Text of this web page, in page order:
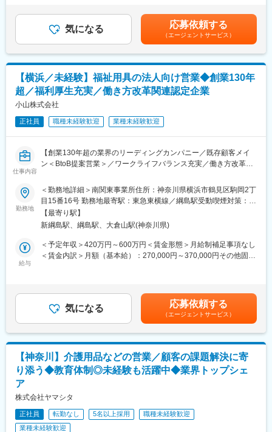
と密なコミュニケーションを行いながら段階を踏んでスキルUP
＜OJT＞所長や先輩だけではなく、本部スタッフによる定期面談
など入社後もしっかりフォロー
■評価制度
各グレードごとにスキル項目を設定。売上目標の達成率だけでは
なくプロセスも評価。顧客への向き合い方や提案力がキャリアに
直結。
■キャリアパス
のチャレンジも可能。
に適した福祉用具の提案
（3）顧客のニーズに応じて、自社開発のITサービス（業務改善ア
プリ・クラウドサービスなど）を提案することもあります。長年
多くあるため、提案スキルが身に付きます。担当社数は約10～20
件程度で、1日の訪問件数は多い時でも5～6件、通常時で3件程度
となります。
やルート配送業務をやられていた方などもご活躍されています。
ITツール導入やDX化などにより働き方改革を進めています。5連
続休日運動や残業削減等（残業は20時間）の取り組み、ワークラ
■入社後の流れ：
営業にチャレンジしたい！お客様と長期的に信頼関係を気づき頼
られたい！等の想いがある方を募集します。
案方法、業界特有の専門知識や商品知識を徐々に習得していきま
す。
◎将来性あふれる福祉業界がメイン市場：人口減少・超高齢化が
進むことで今後も拡大が予想される業界への提案営業となります
ので会社の将来性にも安心できます。
◎創業130年以上の企業であるため、既存顧客が多く、信頼関係
のもと、お客様と長いお付き合いが求められる仕事です。
変更の範囲：会社の定める業務
円／転身赴任手当：5万円がございます賃金はあくまでも目安の金
額であり、選考を通じて上下する可能性があります。月給(月額)は
固定手当を含めた表記です。
気になる 応募依頼する
（エージェントサービス）
【横浜／未経験】福祉用具の法人向け営業◆創業130年
超／福利厚生充実／働き方改革関連認定企業
小山株式会社
正社員 職種未経験歓迎 業種未経験歓迎
仕事内容
【創業130年超の業界のリーディングカンパニー／既存顧客メイ
ン＜BtoB提案営業＞／ワークライフバランス充実／働き方改革関
■職務内容
福祉用具のリース事業者に対する営業をお任せいたします。既存
顧客がメインのため、長期的に顧客と信頼関係を築くことが可能
です。
＜具体的には＞
主に以下2通りの経路・流れでの対応となります。
（2）ケアマネージャー等の関係者と打ち合わせをし、ご利用者様
に適した福祉用具の提案
※打ち合わせをし提案するケースもありますが、福祉用具の配送時
担当数は約10～20件程度で、1日の訪問件数は多い時で5～6件、
通常時で3件程度となります。
※過去営業経験のある方はもちろん、スポーツジムで働かれてた方
働き方改革に積極的に取り組んでいます。連続5連続休日運動や残
業削減等の取り組み、ワークライフバランスの向上に向き合う会
勤務地
＜勤務地詳細＞南関東事業所住所：神奈川県横浜市鶴見区駒岡2丁
目15番16号 勤務地最寄駅：東急東横線／綱島駅受動喫煙対策：敷
地内喫煙可能場所あり変更の範囲：会社の定める事業所
【最寄り駅】
新綱島駅、綱島駅、大倉山駅(神奈川県)
給与
＜予定年収＞420万円～600万円＜賃金形態＞月給制補足事項なし
＜賃金内訳＞月額（基本給）：270,000円～370,000円その他固定
万円／転身赴任手当：5万円がございます賃金はあくまでも目安の
金額であり、選考を通じて上下する可能性があります。月給(月額)
は固定手当を含めた表記です。
気になる 応募依頼する
（エージェントサービス）
【神奈川】介護用品などの営業／顧客の課題解決に寄
り添う◆教育体制◎未経験も活躍中◆業界トップシェ
ア
株式会社ヤマシタ
正社員 転勤なし 5名以上採用
職種未経験歓迎
業種未経験歓迎